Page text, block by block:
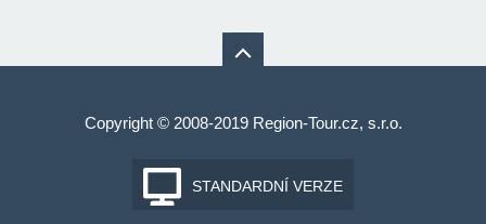
Copyright © 2008-2019 Region-Tour.cz, s.r.o.
STANDARDNÍ VERZE